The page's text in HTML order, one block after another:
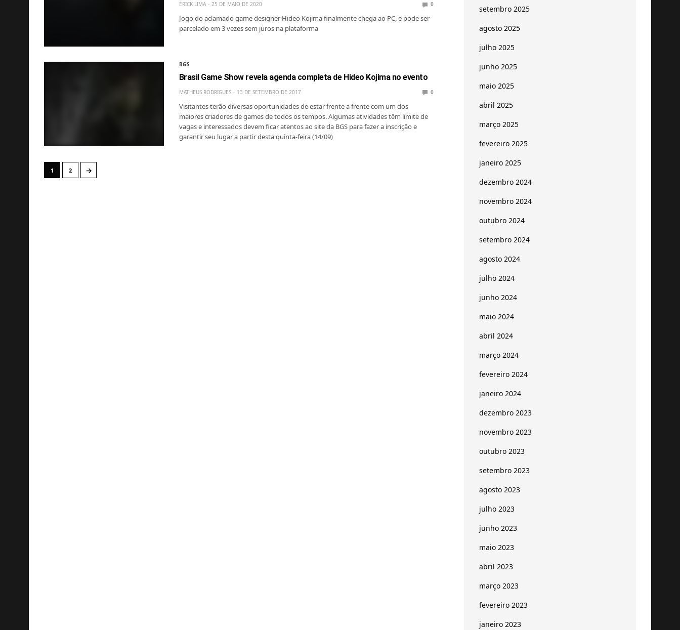
ÉRICK LIMA 25 DE MAIO DE 2020 0
Jogo do aclamado game designer Hideo Kojima finalmente chega ao PC, e pode ser
parcelado em 3 vezes sem juros na plataforma
BGS
Brasil Game Show revela agenda completa de Hideo Kojima no evento
MATHEUS RODRIGUES 13 DE SETEMBRO DE 2017 0
Visitantes terão diversas oportunidades de estar frente a frente com um dos
maiores criadores de games de todos os tempos. Algumas atividades têm limite de
vagas e interessados devem ficar atentos ao site da BGS para fazer a inscrição e
garantir seu lugar a partir desta quinta-feira (14/09)
1 2 →
setembro 2025
agosto 2025
julho 2025
junho 2025
maio 2025
abril 2025
março 2025
fevereiro 2025
janeiro 2025
dezembro 2024
novembro 2024
outubro 2024
setembro 2024
agosto 2024
julho 2024
junho 2024
maio 2024
abril 2024
março 2024
fevereiro 2024
janeiro 2024
dezembro 2023
novembro 2023
outubro 2023
setembro 2023
agosto 2023
julho 2023
junho 2023
maio 2023
abril 2023
março 2023
fevereiro 2023
janeiro 2023